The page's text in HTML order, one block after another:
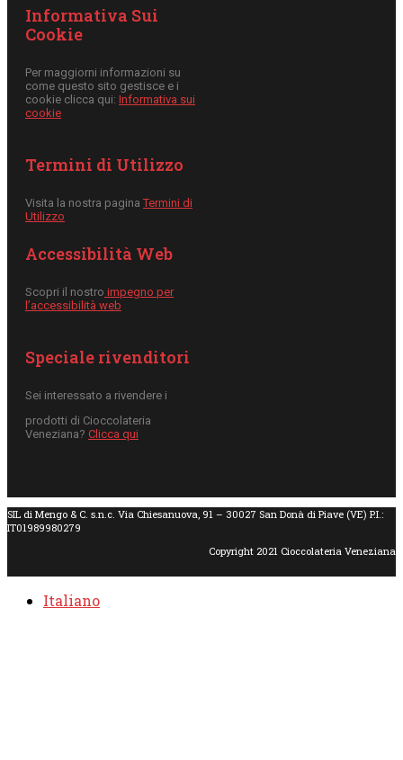
Informativa Sui
Cookie
Per maggiorni informazioni su
come questo sito gestisce e i
cookie clicca qui: Informativa sui
cookie
Termini di Utilizzo
Visita la nostra paginaTermini di
Utilizzo
Accessibilità Web
Scopri il nostro impegno per
l’accessibilità web
Speciale rivenditori
Sei interessato a rivendere i
prodotti di Cioccolateria
Veneziana? Clicca qui
SIL di Mengo & C. s.n.c. Via Chiesanuova, 91 – 30027 San Donà di Piave (VE) P.I.:
IT01989980279
Copyright 2021 Cioccolateria Veneziana
Italiano